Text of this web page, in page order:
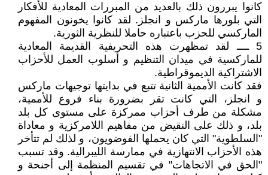
كانوا يبررون ذلك بالعديد من المبررات المعادية للأفكار
التي بلورها ماركس و انجلز. لقد كانوا يخونون المفهوم
الماركسي للحزب باعتباره حاملا للنظرية الثورية.
5 ــــ لقد تمظهرت هذه التحريفية القديمة المعادية
للماركسية في ميدان التنظيم و أسلوب العمل للأحزاب
الاشتراكية الديموقراطية.
فقد كانت الأممية الثانية تتبع في بدايتها توجيهات ماركس
و انجلز، التي كانت تقر بضرورة بناء فروع للأممية،
مشكلة من طرف أحزاب ممركزة على مستوى كل بلد
بلد، و ذلك على النقيض من مفاهيم اللامركزية و معاداة
"السلطوية" التي كان يحملها الفوضويون، و لذلك لم تتأخر
هذه الأحزاب الانتهازية في ممارسة الليبرالية. وقد تسبب
"الحق في الاتجاهات" في تقسيم المنظمة إلى أجنحة و